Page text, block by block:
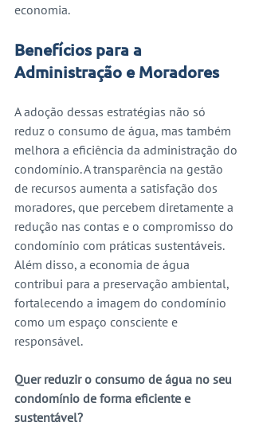
economia.
Benefícios para a
Administração e Moradores
A adoção dessas estratégias não só
reduz o consumo de água, mas também
melhora a eficiência da administração do
condomínio. A transparência na gestão
de recursos aumenta a satisfação dos
moradores, que percebem diretamente a
redução nas contas e o compromisso do
condomínio com práticas sustentáveis.
Além disso, a economia de água
contribui para a preservação ambiental,
fortalecendo a imagem do condomínio
como um espaço consciente e
responsável.
Quer reduzir o consumo de água no seu
condomínio de forma eficiente e
sustentável?